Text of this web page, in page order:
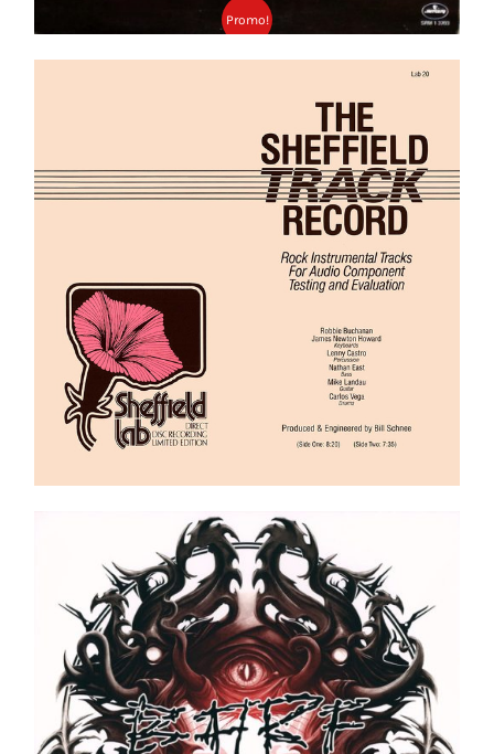
Promo!
Castro, Nathan East, Mike Landau, Carlos Vega –
The Sheffield Track Record LP
Ajouter au panier Détails
BARF‎ _ Blasting All Rotten Fuckers – Mantra LP
Ajouter au panier Détails